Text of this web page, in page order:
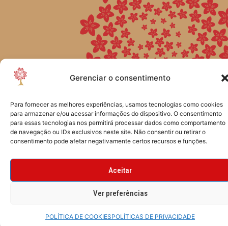
Gerenciar o consentimento
Para fornecer as melhores experiências, usamos tecnologias como cookies
para armazenar e/ou acessar informações do dispositivo. O consentimento
para essas tecnologias nos permitirá processar dados como comportamento
de navegação ou IDs exclusivos neste site. Não consentir ou retirar o
consentimento pode afetar negativamente certos recursos e funções.
Aceitar
Ver preferências
POLÍTICA DE COOKIESPOLÍTICAS DE PRIVACIDADE